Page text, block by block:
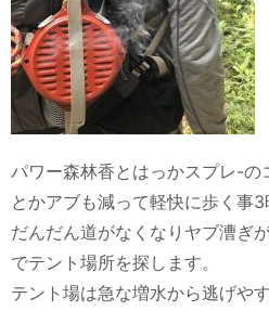
パワー森林香とはっかスプレ-の
とかアブも減って軽快に歩く事3
だんだん道がなくなりヤブ漕ぎ
でテント場所を探します。
テント場は急な増水から逃げや